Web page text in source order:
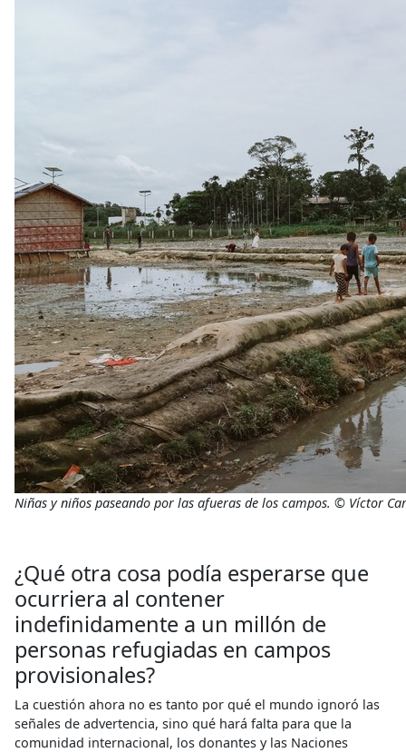
Niñas y niños paseando por las afueras de los campos. © Víctor
¿Qué otra cosa podía esperarse que
ocurriera al contener
indefinidamente a un millón de
personas refugiadas en campos
provisionales?
La cuestión ahora no es tanto por qué el mundo ignoró las
señales de advertencia, sino qué hará falta para que la
comunidad internacional, los donantes y las Naciones